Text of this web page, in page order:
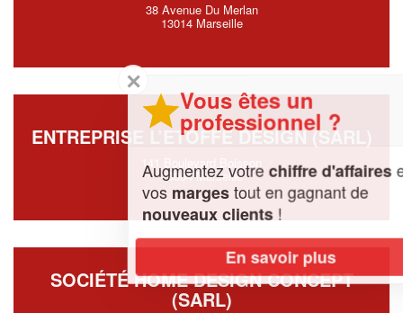
38 Avenue Du Merlan
13014 Marseille
ENTREPRISE L’ETOFFE DESIGN (SARL)
141 Boulevard Boisson
13004 Marseille
SOCIÉTÉ HOME DESIGN CONCEPT
(SARL)
Vous êtes un
professionnel ?
Augmentez votrechiffre d'affaireset
margestout en gagnant de
nouveaux clients!
En savoir plus